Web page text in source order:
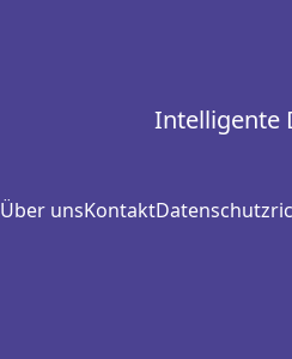
Intelligente
Über unsKontakt